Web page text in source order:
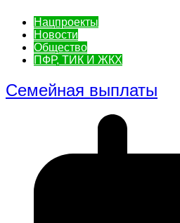
Нацпроекты
Новости
Общество
ПФР, ТИК И ЖКХ
Семейная выплаты